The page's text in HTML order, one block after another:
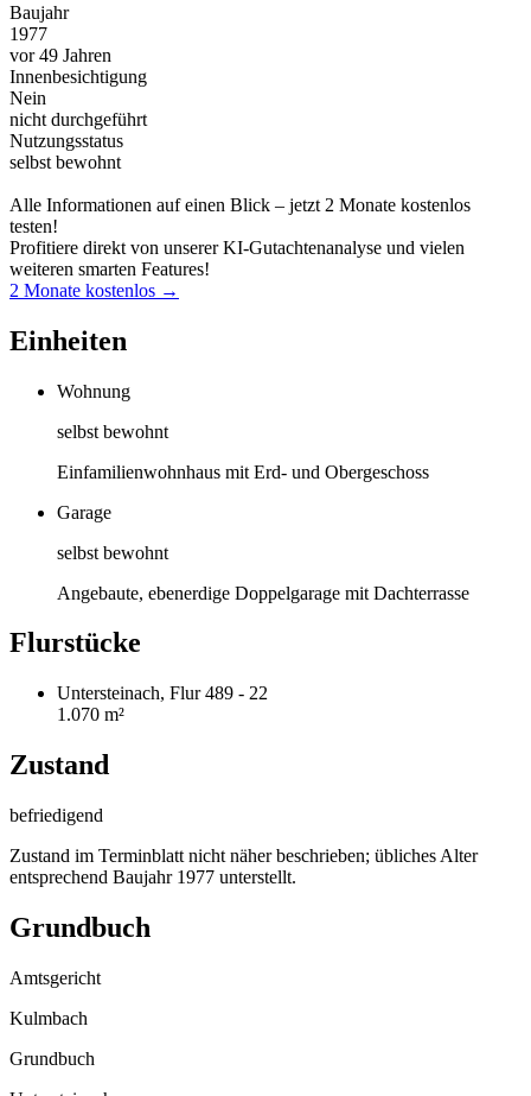
Baujahr
1977
vor 49 Jahren
Innenbesichtigung
Nein
nicht durchgeführt
Nutzungsstatus
selbst bewohnt
Alle Informationen auf einen Blick – jetzt 2 Monate kostenlos
testen!
Profitiere direkt von unserer KI-Gutachtenanalyse und vielen
weiteren smarten Features!
2 Monate kostenlos →
Einheiten
Wohnung
selbst bewohnt
Einfamilienwohnhaus mit Erd- und Obergeschoss
Garage
selbst bewohnt
Angebaute, ebenerdige Doppelgarage mit Dachterrasse
Flurstücke
Untersteinach, Flur 489 - 22
1.070 m²
Zustand
befriedigend
Zustand im Terminblatt nicht näher beschrieben; übliches Alter
entsprechend Baujahr 1977 unterstellt.
Grundbuch
Amtsgericht
Kulmbach
Grundbuch